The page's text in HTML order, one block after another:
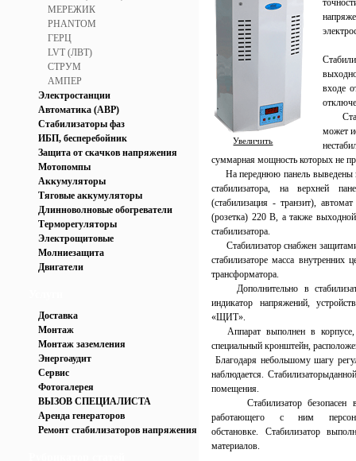
МЕРЕЖИК
PHANTOM
ГЕРЦ
LVT (ЛВТ)
СТРУМ
АМПЕР
Электростанции
Автоматика (АВР)
Стабилизаторы фаз
ИБП, бесперебойник
Защита от скачков напряжения
Мотопомпы
Аккумуляторы
Тяговые аккумуляторы
Длинноволновые обогреватели
Терморегуляторы
Электрощитовые
Молниезащита
Двигатели
Доставка
Монтаж
Монтаж заземления
Энергоаудит
Сервис
Фотогалерея
ВЫЗОВ СПЕЦИАЛИСТА
Аренда генераторов
Ремонт стабилизаторов напряжения
Увеличить
входе
может
суммарная мощность которых не
На переднюю панель выведены
стабилизатора, на верхней
(стабилизация - транзит),
(розетка) 220 В, а также
стабилизатора.
Стабилизатор снабжен защитами
стабилизаторе масса
трансформатора.
Дополнительно в
индикатор напряжений,
«ЩИТ».
Аппарат выполнен в корпусе,
специальный кронштейн,
Благодаря небольшому шагу
наблюдается.
помещения.
Стабилизатор
работающего с ним
обстановке. Стабилизатор
материалов.